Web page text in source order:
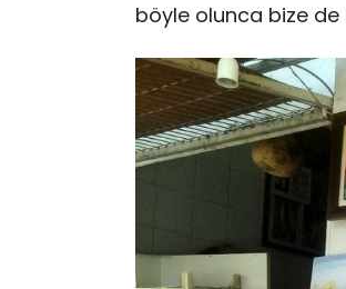
böyle olunca bize de